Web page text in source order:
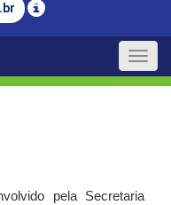
Legislação
Toggle
pela Secretaria